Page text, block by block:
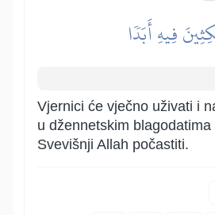
فِيهِ أَبَدٗا
Vjernici će vječno uživati i
u džennetskim
Svevišnji Allah počastiti.